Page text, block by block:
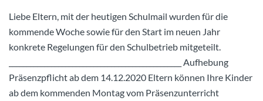
Liebe Eltern, mit der heutigen Schulmail wurden für die
kommende Woche sowie für den Start im neuen Jahr
konkrete Regelungen für den Schulbetrieb mitgeteilt.
_________________________________________________ Aufhebung
Präsenzpflicht ab dem 14.12.2020 Eltern können Ihre Kinder
ab dem kommenden Montag vom Präsenzunterricht